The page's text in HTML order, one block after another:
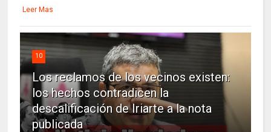
Leer Mas
10
Los reclamos de los vecinos existen:
los hechos contradicen la
descalificación de Iriarte a la nota
publicada